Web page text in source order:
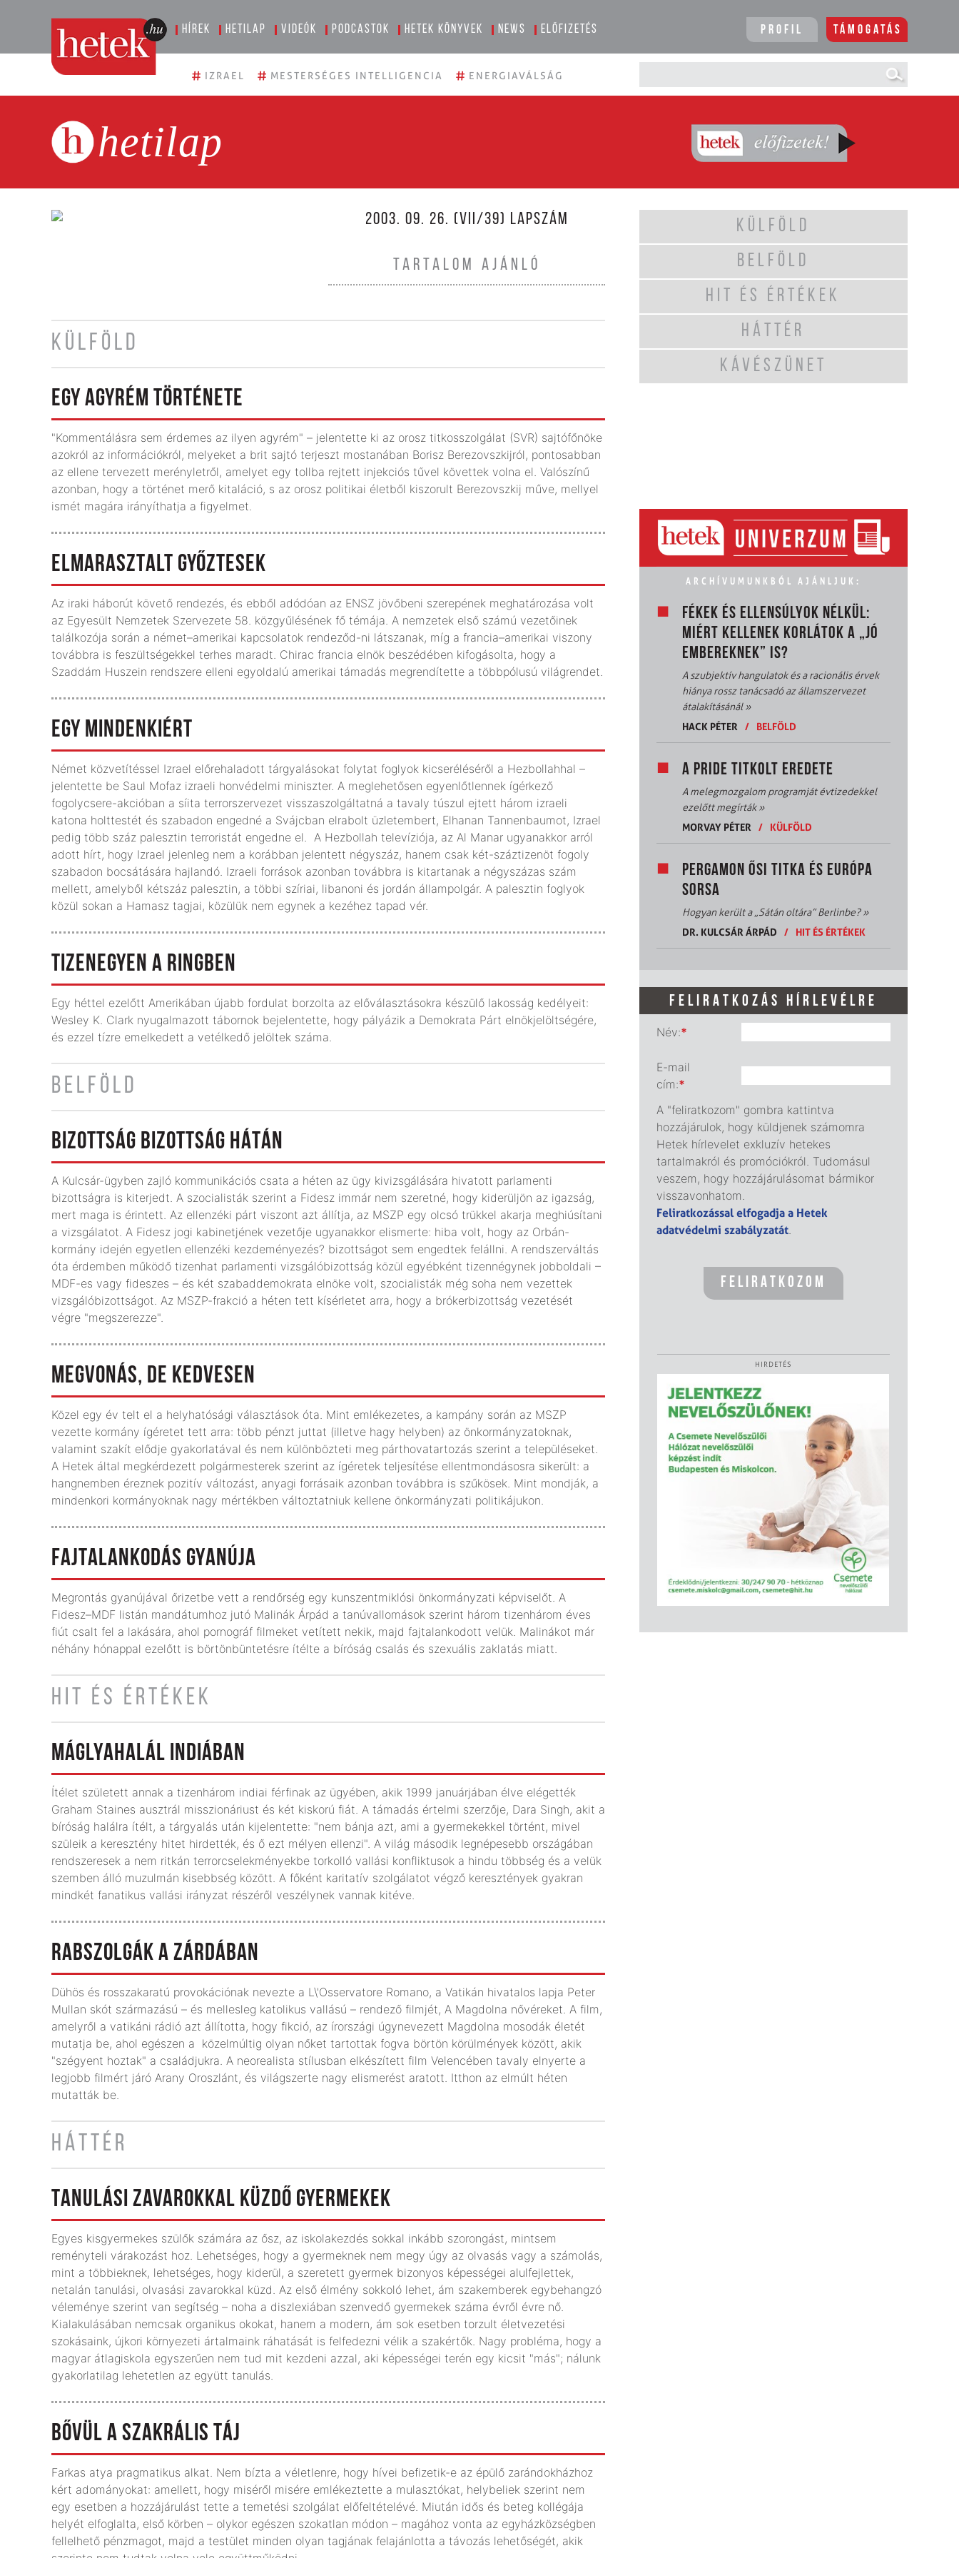
Hírek Hetilap Videók Podcastok Hetek könyvek News Előfizetés Profil Támogatás
# IZRAEL # MESTERSÉGES INTELLIGENCIA # ENERGIAVÁLSÁG
hetilap
2003. 09. 26. (VII/39) LAPSZÁM
TARTALOM AJÁNLÓ
KÜLFÖLD
EGY AGYRÉM TÖRTÉNETE
"Kommentálásra sem érdemes az ilyen agyrém" – jelentette ki az orosz titkosszolgálat (SVR) sajtófőnöke
azokról az információkról, melyeket a brit sajtó terjeszt mostanában Borisz Berezovszkijról, pontosabban
az ellene tervezett merényletről, amelyet egy tollba rejtett injekciós tűvel követtek volna el. Valószínű
azonban, hogy a történet merő kitaláció, s az orosz politikai életből kiszorult Berezovszkij műve, mellyel
ismét magára irányíthatja a figyelmet.
ELMARASZTALT GYŐZTESEK
Az iraki háborút követő rendezés, és ebből adódóan az ENSZ jövőbeni szerepének meghatározása volt
az Egyesült Nemzetek Szervezete 58. közgyűlésének fő témája. A nemzetek első számú vezetőinek
találkozója során a német–amerikai kapcsolatok rendeződ-ni látszanak, míg a francia–amerikai viszony
továbbra is feszültségekkel terhes maradt. Chirac francia elnök beszédében kifogásolta, hogy a
Szaddám Huszein rendszere elleni egyoldalú amerikai támadás megrendítette a többpólusú világrendet.
EGY MINDENKIÉRT
Német közvetítéssel Izrael előrehaladott tárgyalásokat folytat foglyok kicseréléséről a Hezbollahhal –
jelentette be Saul Mofaz izraeli honvédelmi miniszter. A meglehetősen egyenlőtlennek ígérkező
fogolycsere-akcióban a síita terrorszervezet visszaszolgáltatná a tavaly túszul ejtett három izraeli
katona holttestét és szabadon engedné a Svájcban elrabolt üzletembert, Elhanan Tannenbaumot, Izrael
pedig több száz palesztin terroristát engedne el. A Hezbollah televíziója, az Al Manar ugyanakkor arról
adott hírt, hogy Izrael jelenleg nem a korábban jelentett négyszáz, hanem csak két-száztizenöt fogoly
szabadon bocsátására hajlandó. Izraeli források azonban továbbra is kitartanak a négyszázas szám
mellett, amelyből kétszáz palesztin, a többi szíriai, libanoni és jordán állampolgár. A palesztin foglyok
közül sokan a Hamasz tagjai, közülük nem egynek a kezéhez tapad vér.
TIZENEGYEN A RINGBEN
Egy héttel ezelőtt Amerikában újabb fordulat borzolta az előválasztásokra készülő lakosság kedélyeit:
Wesley K. Clark nyugalmazott tábornok bejelentette, hogy pályázik a Demokrata Párt elnökjelöltségére,
és ezzel tízre emelkedett a vetélkedő jelöltek száma.
BELFÖLD
BIZOTTSÁG BIZOTTSÁG HÁTÁN
A Kulcsár-ügyben zajló kommunikációs csata a héten az ügy kivizsgálására hivatott parlamenti
bizottságra is kiterjedt. A szocialisták szerint a Fidesz immár nem szeretné, hogy kiderüljön az igazság,
mert maga is érintett. Az ellenzéki párt viszont azt állítja, az MSZP egy olcsó trükkel akarja meghiúsítani
a vizsgálatot. A Fidesz jogi kabinetjének vezetője ugyanakkor elismerte: hiba volt, hogy az Orbán-
kormány idején egyetlen ellenzéki kezdeményezés? bizottságot sem engedtek felállni. A rendszerváltás
óta érdemben működő tizenhat parlamenti vizsgálóbizottság közül egyébként tizennégynek jobboldali –
MDF-es vagy fideszes – és két szabaddemokrata elnöke volt, szocialisták még soha nem vezettek
vizsgálóbizottságot. Az MSZP-frakció a héten tett kísérletet arra, hogy a brókerbizottság vezetését
végre "megszerezze".
MEGVONÁS, DE KEDVESEN
Közel egy év telt el a helyhatósági választások óta. Mint emlékezetes, a kampány során az MSZP
vezette kormány ígéretet tett arra: több pénzt juttat (illetve hagy helyben) az önkormányzatoknak,
valamint szakít elődje gyakorlatával és nem különbözteti meg párthovatartozás szerint a településeket.
A Hetek által megkérdezett polgármesterek szerint az ígéretek teljesítése ellentmondásosra sikerült: a
hangnemben éreznek pozitív változást, anyagi forrásaik azonban továbbra is szűkösek. Mint mondják, a
mindenkori kormányoknak nagy mértékben változtatniuk kellene önkormányzati politikájukon.
FAJTALANKODÁS GYANÚJA
Megrontás gyanújával őrizetbe vett a rendőrség egy kunszentmiklósi önkormányzati képviselőt. A
Fidesz–MDF listán mandátumhoz jutó Malinák Árpád a tanúvallomások szerint három tizenhárom éves
fiút csalt fel a lakására, ahol pornográf filmeket vetített nekik, majd fajtalankodott velük. Malinákot már
néhány hónappal ezelőtt is börtönbüntetésre ítélte a bíróság csalás és szexuális zaklatás miatt.
HIT ÉS ÉRTÉKEK
MÁGLYAHALÁL INDIÁBAN
Ítélet született annak a tizenhárom indiai férfinak az ügyében, akik 1999 januárjában élve elégették
Graham Staines ausztrál misszionáriust és két kiskorú fiát. A támadás értelmi szerzője, Dara Singh, akit a
bíróság halálra ítélt, a tárgyalás után kijelentette: "nem bánja azt, ami a gyermekekkel történt, mivel
szüleik a keresztény hitet hirdették, és ő ezt mélyen ellenzi". A világ második legnépesebb országában
rendszeresek a nem ritkán terrorcselekményekbe torkolló vallási konfliktusok a hindu többség és a velük
szemben álló muzulmán kisebbség között. A főként karitatív szolgálatot végző keresztények gyakran
mindkét fanatikus vallási irányzat részéről veszélynek vannak kitéve.
RABSZOLGÁK A ZÁRDÁBAN
Dühös és rosszakaratú provokációnak nevezte a L\'Osservatore Romano, a Vatikán hivatalos lapja Peter
Mullan skót származású – és mellesleg katolikus vallású – rendező filmjét, A Magdolna nővéreket. A film,
amelyről a vatikáni rádió azt állította, hogy fikció, az írországi úgynevezett Magdolna mosodák életét
mutatja be, ahol egészen a közelmúltig olyan nőket tartottak fogva börtön körülmények között, akik
"szégyent hoztak" a családjukra. A neorealista stílusban elkészített film Velencében tavaly elnyerte a
legjobb filmért járó Arany Oroszlánt, és világszerte nagy elismerést aratott. Itthon az elmúlt héten
mutatták be.
HÁTTÉR
TANULÁSI ZAVAROKKAL KÜZDŐ GYERMEKEK
Egyes kisgyermekes szülők számára az ősz, az iskolakezdés sokkal inkább szorongást, mintsem
reményteli várakozást hoz. Lehetséges, hogy a gyermeknek nem megy úgy az olvasás vagy a számolás,
mint a többieknek, lehetséges, hogy kiderül, a szeretett gyermek bizonyos képességei alulfejlettek,
netalán tanulási, olvasási zavarokkal küzd. Az első élmény sokkoló lehet, ám szakemberek egybehangzó
véleménye szerint van segítség – noha a diszlexiában szenvedő gyermekek száma évről évre nő.
Kialakulásában nemcsak organikus okokat, hanem a modern, ám sok esetben torzult életvezetési
szokásaink, újkori környezeti ártalmaink ráhatását is felfedezni vélik a szakértők. Nagy probléma, hogy a
magyar átlagiskola egyszerűen nem tud mit kezdeni azzal, aki képességei terén egy kicsit "más"; nálunk
gyakorlatilag lehetetlen az együtt tanulás.
BŐVÜL A SZAKRÁLIS TÁJ
Farkas atya pragmatikus alkat. Nem bízta a véletlenre, hogy hívei befizetik-e az épülő zarándokházhoz
kért adományokat: amellett, hogy miséről misére emlékeztette a mulasztókat, helybeliek szerint nem
egy esetben a hozzájárulást tette a temetési szolgálat előfeltételévé. Miután idős és beteg kollégája
helyét elfoglalta, első körben – olykor egészen szokatlan módon – magához vonta az egyházközségben
fellelhető pénzmagot, majd a testület minden olyan tagjának felajánlotta a távozás lehetőségét, akik
KÜLFÖLD
BELFÖLD
HIT ÉS ÉRTÉKEK
HÁTTÉR
KÁVÉSZÜNET
ARCHÍVUMUNKBÓL AJÁNLJUK:
FÉKEK ÉS ELLENSÚLYOK NÉLKÜL:
MIÉRT KELLENEK KORLÁTOK A „JÓ
EMBEREKNEK” IS?
A szubjektív hangulatok és a racionális érvek
hiánya rossz tanácsadó az államszervezet
átalakításánál»
HACK PÉTER
/ BELFÖLD
A PRIDE TITKOLT EREDETE
A melegmozgalom programját évtizedekkel
ezelőtt megírták»
MORVAY PÉTER
/ KÜLFÖLD
PERGAMON ŐSI TITKA ÉS EURÓPA
SORSA
Hogyan került a „Sátán oltára” Berlinbe?»
DR. KULCSÁR ÁRPÁD
/ HIT ÉS ÉRTÉKEK
FELIRATKOZÁS HÍRLEVÉLRE
Név:*
E-mail
cím:*
A "feliratkozom" gombra kattintva
hozzájárulok, hogy küldjenek számomra
Hetek hírlevelet exkluzív hetekes
tartalmakról és promóciókról. Tudomásul
veszem, hogy hozzájárulásomat bármikor
visszavonhatom.
Feliratkozással elfogadja a Hetek
adatvédelmi szabályzatát.
HIRDETÉS